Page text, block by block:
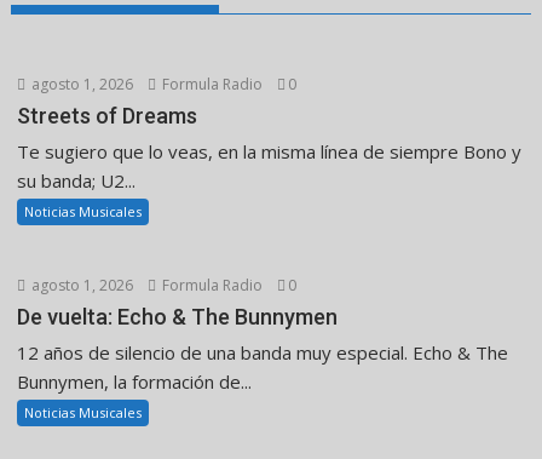
agosto 1, 2026 Formula Radio 0
Streets of Dreams
Te sugiero que lo veas, en la misma línea de siempre Bono y
su banda; U2...
Noticias Musicales
agosto 1, 2026 Formula Radio 0
De vuelta: Echo & The Bunnymen
12 años de silencio de una banda muy especial. Echo & The
Bunnymen, la formación de...
Noticias Musicales